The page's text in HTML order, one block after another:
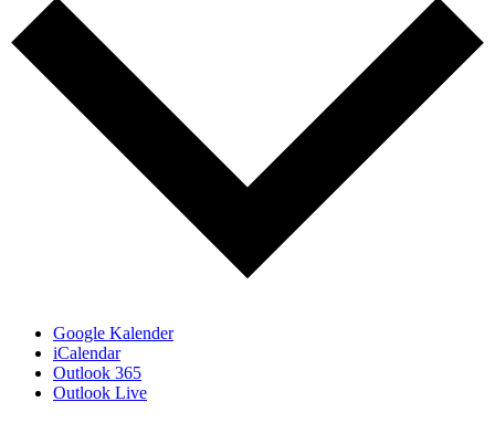
Google Kalender
iCalendar
Outlook 365
Outlook Live